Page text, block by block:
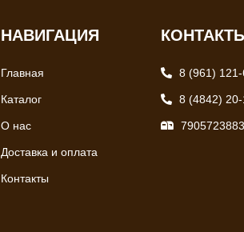
НАВИГАЦИЯ
Главная
Каталог
О нас
Доставка и оплата
Контакты
8 (961) 121-
8 (4842)